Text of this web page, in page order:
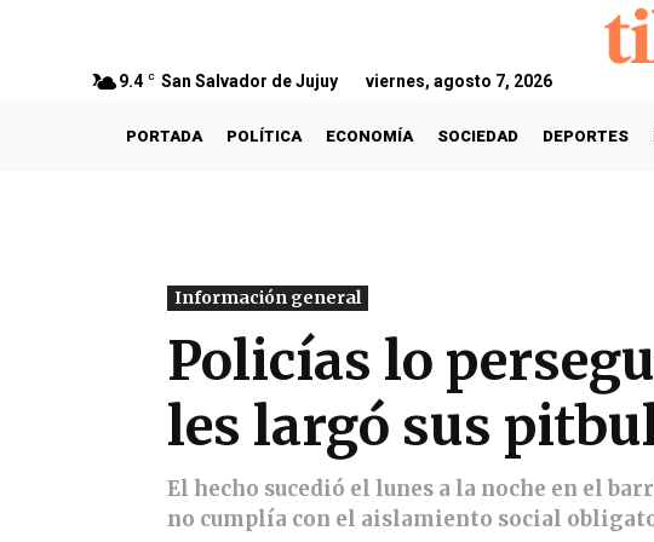
9.4 C San Salvador de Jujuy viernes, agosto 7, 2026
PORTADA POLÍTICA ECONOMÍA SOCIEDAD DEPORTES
Información general
Policías lo
les largó sus
El hecho sucedió el lunes a la noche en el
no cumplía con el aislamiento social